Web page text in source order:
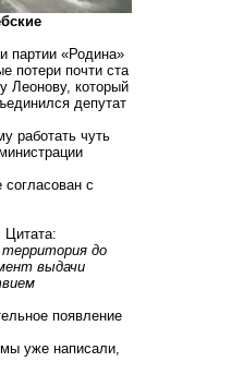
партии «Родина»
потери почти ста
Леонову, который
депутат
работать чуть
с
Цитата:
до
выдачи
появление
уже написали,